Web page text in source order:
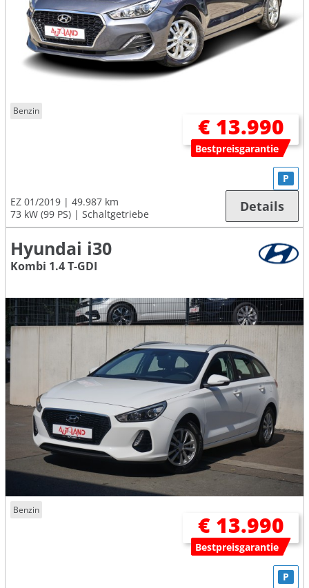
Benzin
€ 13.990
Bestpreisgarantie
EZ 01/2019
49.987 km
73 kW (99 PS)
Schaltgetriebe
P
Details
Hyundai i30
Kombi 1.4 T-GDI
Benzin
€ 13.990
Bestpreisgarantie
P